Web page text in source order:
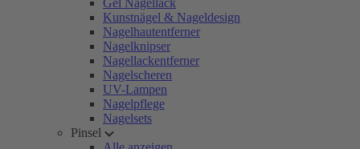
Gel Nagellack
Kunstnägel & Nageldesign
Nagelhautentferner
Nagelknipser
Nagellackentferner
Nagelscheren
UV-Lampen
Nagelpflege
Nagelsets
Pinsel